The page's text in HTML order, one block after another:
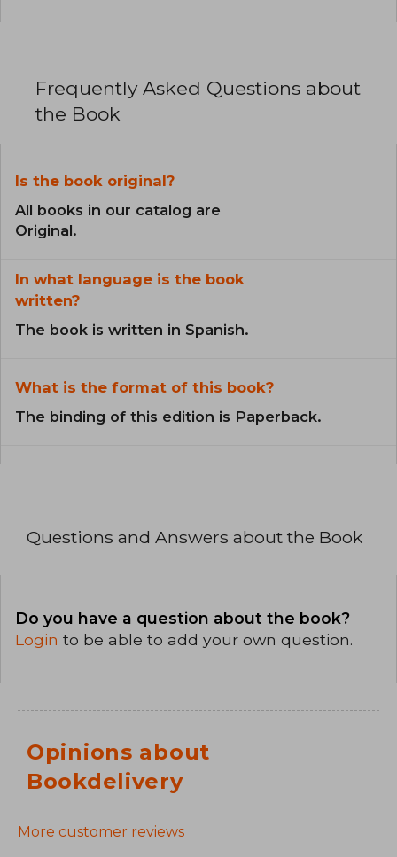
Frequently Asked Questions about
the Book
Is the book original?
All books in our catalog are
Original.
In what language is the book
written?
The book is written in Spanish.
What is the format of this book?
The binding of this edition is Paperback.
Questions and Answers about the Book
Do you have a question about the book?
Login to be able to add your own question.
Opinions about
Bookdelivery
More customer reviews